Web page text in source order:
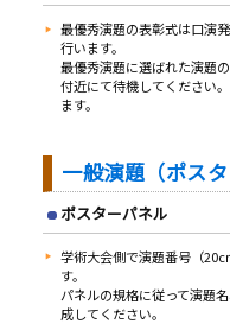
最優秀演題の表彰式は口演
行います。
最優秀演題に選ばれた演題
付近にて待機してください
ます。
一般演題（ポス
ポスターパネル
学術大会側で演題番号（
す。
パネルの規格に従って演題
成してください。